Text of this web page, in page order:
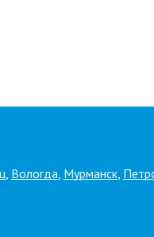
, Вологда, Мурманск,